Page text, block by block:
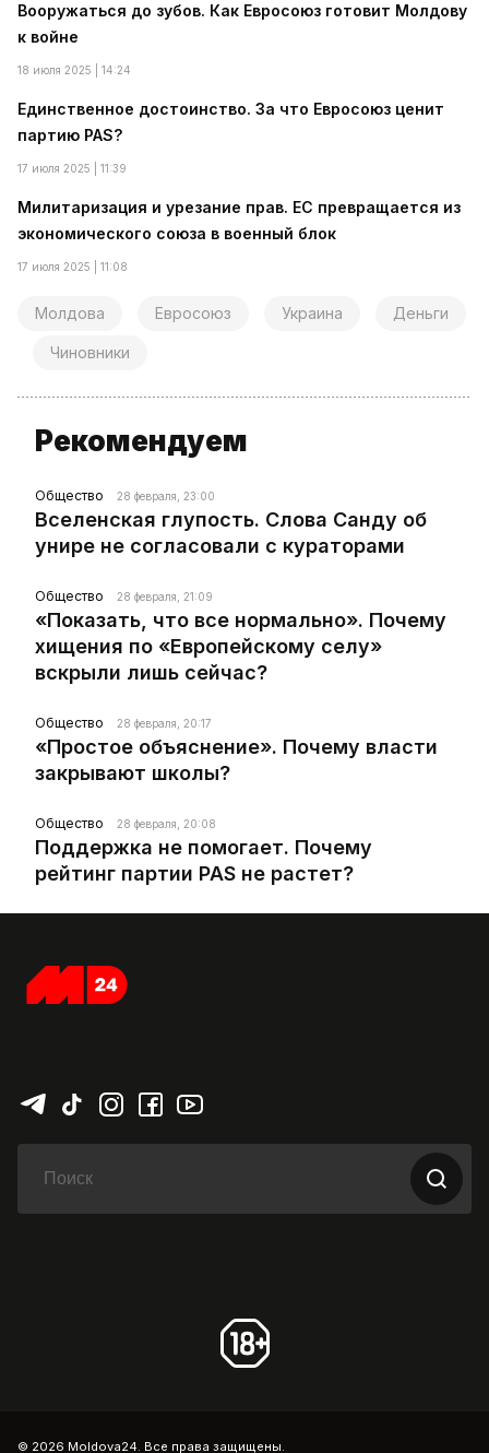
Вооружаться до зубов. Как Евросоюз готовит Молдову
к войне
18 июля 2025 | 14:24
Единственное достоинство. За что Евросоюз ценит
партию PAS?
17 июля 2025 | 11:39
Милитаризация и урезание прав. ЕС превращается из
экономического союза в военный блок
17 июля 2025 | 11:08
Молдова Евросоюз Украина Деньги
Чиновники
Рекомендуем
Общество 28 февраля, 23:00
Вселенская глупость. Слова Санду об
унире не согласовали с кураторами
Общество 28 февраля, 21:09
«Показать, что все нормально». Почему
хищения по «Европейскому селу»
вскрыли лишь сейчас?
Общество 28 февраля, 20:17
«Простое объяснение». Почему власти
закрывают школы?
Общество 28 февраля, 20:08
Поддержка не помогает. Почему
рейтинг партии PAS не растет?
© 2026 Moldova24. Все права защищены.